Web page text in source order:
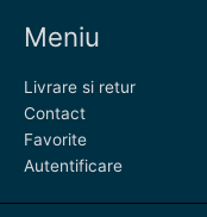
Meniu
Livrare si retur
Contact
Favorite
Autentificare